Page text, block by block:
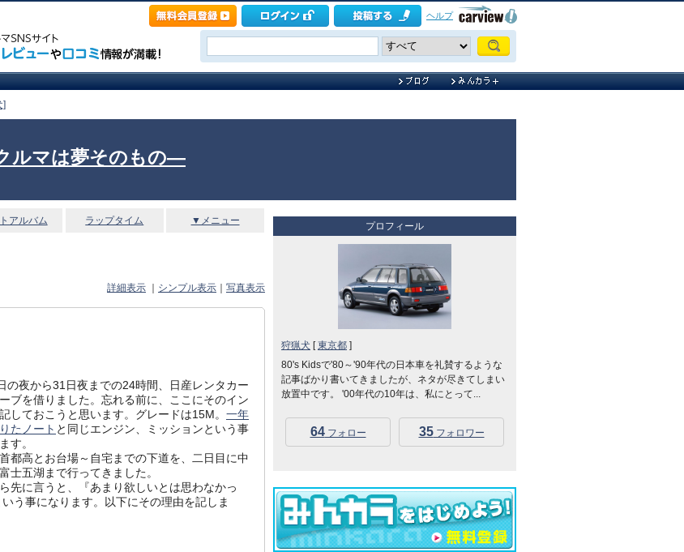
ヘルプ
]
マは夢そのもの―
アルバム ラップタイム ▼メニュー
詳細表示 シンプル表示 写真表示
の夜から31日夜までの24時間、日産レンタカー
ブを借りました。忘れる前に、ここにそのイン
しておこうと思います。グレードは15M。 一年
たノート と同じエンジン、ミッションという事
す。
都高とお台場～自宅までの下道を、二日目に中
士五湖まで行ってきました。
先に言うと、『あまり欲しいとは思わなかっ
いう事になります。以下にその理由を記しま
プロフィール
狩猟犬 [東京都 ]
80's Kidsで'80～'90年代の日本車を礼賛するような
記事ばかり書いてきましたが、ネタが尽きてしまい
放置中です。 '00年代の10年は、私にとって...
64フォロー 35フォロワー